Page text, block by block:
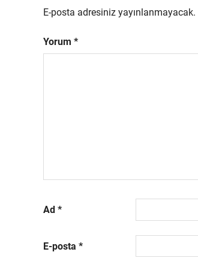
E-posta adresiniz yayınlanmayacak.
Yorum *
Ad *
E-posta *